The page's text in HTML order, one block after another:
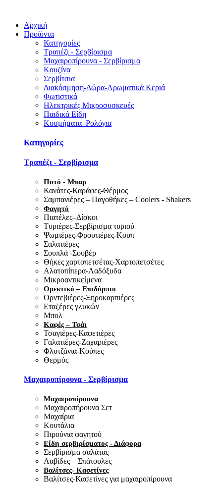
Αρχική
Προϊόντα
Κατηγορίες
Τραπέζι - Σερβίρισμα
Μαχαιροπίρουνα - Σερβίρισμα
Κουζίνα
Σερβίτσια
Διακόσμηση-Δώρα-Αρωματικά Κεριά
Φωτιστικά
Ηλεκτρικές Μικροσυσκευές
Παιδικά Είδη
Κοσμήματα–Ρολόγια
Κατηγορίες
Τραπέζι - Σερβίρισμα
Ποτό - Μπαρ
Κανάτες-Καράφες-Θέρμος
Σαμπανιέρες – Παγοθήκες – Coolers - Shakers
Φαγητό
Πιατέλες–Δίσκοι
Τυριέρες-Σερβίρισμα τυριού
Ψωμιέρες-Φρουτιέρες-Κουπ
Σαλατιέρες
Σουπλά -Σουβέρ
Θήκες χαρτοπετσέτας-Χαρτοπετσέτες
Αλατοπίπερα-Λαδόξυδα
Μικροαντικείμενα
Ορεκτικό – Επιδόρπιο
Ορντεβιέρες-Ξηροκαρπιέρες
Εταζέρες γλυκών
Μπολ
Καφές – Τσάι
Τσαγιέρες-Καφετιέρες
Γαλατιέρες-Ζαχαριέρες
Φλυτζάνια-Κούπες
Θερμός
Μαχαιροπίρουνα - Σερβίρισμα
Μαχαιροπίρουνα
Μαχαιροπήρουνα Σετ
Μαχαίρια
Κουτάλια
Πιρούνια φαγητού
Είδη σερβιρίσματος - Διάφορα
Σερβίρισμα σαλάτας
Λαβίδες – Σπάτουλες
Βαλίτσες- Κασετίνες
Βαλίτσες-Κασετίνες για μαχαιροπίρουνα